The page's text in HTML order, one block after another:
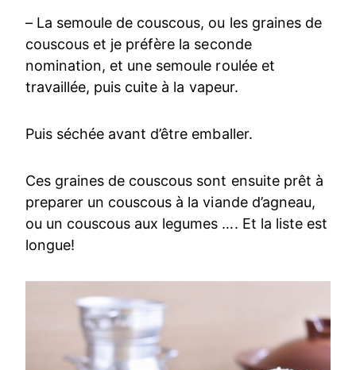
– La semoule de couscous, ou les graines de
couscous et je préfère la seconde
nomination, et une semoule roulée et
travaillée, puis cuite à la vapeur.
Puis séchée avant d’être emballer.
Ces graines de couscous sont ensuite prêt à
preparer un couscous à la viande d’agneau,
ou un couscous aux legumes …. Et la liste est
longue!